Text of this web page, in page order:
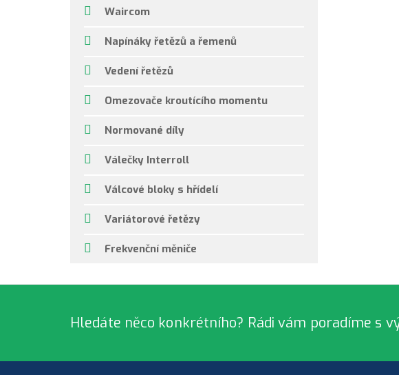
Waircom
Napínáky řetězů a řemenů
Vedení řetězů
Omezovače kroutícího momentu
Normované díly
Válečky Interroll
Válcové bloky s hřídelí
Variátorové řetězy
Frekvenční měniče
Hledáte něco konkrétního? Rádi vám poradíme s